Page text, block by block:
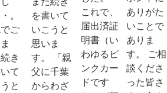
。
ご
き
て
と
を書いて
いこうと
思いま
す。 「親
父に千葉
からわざ
これで、
届出済証
明書（い
わゆるピ
ンクカー
ドです
ありがた
いことで
ありま
す。 ご相
談くださ
った皆さ